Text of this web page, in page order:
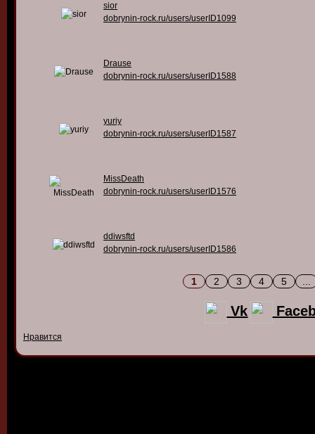
sior
dobrynin-rock.ru/users/userID1099
Drause
dobrynin-rock.ru/users/userID1588
yuriy
dobrynin-rock.ru/users/userID1587
MissDeath
dobrynin-rock.ru/users/userID1576
ddiwsftd
dobrynin-rock.ru/users/userID1586
1 2 3 4 5
Vk
Нравится